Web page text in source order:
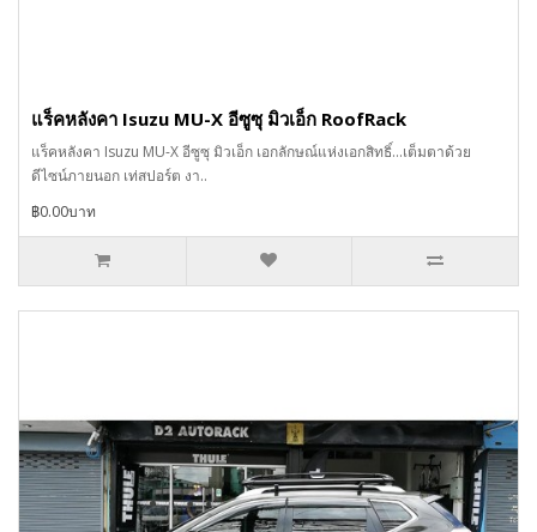
แร็คหลังคา Isuzu MU-X อีซูซุ มิวเอ็ก RoofRack
แร็คหลังคา Isuzu MU-X อีซูซุ มิวเอ็ก เอกลักษณ์แห่งเอกสิทธิ์…เต็มตาด้วย
ดีไซน์ภายนอก เท่สปอร์ต งา..
฿0.00บาท